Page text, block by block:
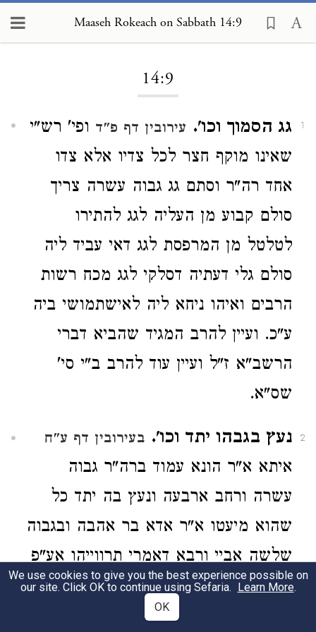
Maaseh Rokeach on Sabbath 14:9
14:9
1 גג הסמוך וכו'. עירובין דף פ"ד ופי' רש"י
שאינו מוקף חצר לכל צדיו אלא צדו
אחד רה"ר וסתם גג גבוה עשרה צריך
סולם קבוע מן העליה לגג להתירו
לטלטל מן המרפסת לגג דאי עביד ליה
סולם גלי דעתיה דסלקי לגג מכח רשות
הרבים ואיהו ניחא ליה לאישתמושי ביה
ע"כ. ועיין להרב המגיד שהביא דברי
הרשב"א ז"ל ועיין עוד להרב ב"י סי'
שס"א.
2 נעץ בגבהו יתד וכו'. בעירובין דף ע"ח
איתא א"ר הונא עמוד ברה"ר גבוה
עשרה ורחב ארבעה ונעץ בה יתד כל
שהוא מיעטו א"ר אדא בר אהבה ובגבוה
שלשה אביי ורבא דאמרי תרווייהו אע"פ
שאין גבוה שלשה מ"ט לא משתמש ליה
רב אשי אמר אפי' שגבוה שלשה מ"ט
We use cookies to give you the best experience possible on
our site. Click OK to continue using Sefaria. Learn More.
OK